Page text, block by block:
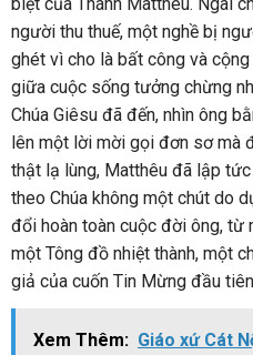
người thu thuế, một nghề bị
ghét vì cho là bất công và
giữa cuộc sống tưởng chừng
Chúa Giêsu đã đến, nhìn ông
lên một lời mời gọi đơn sơ mà
thật lạ lùng, Matthêu đã lập
theo Chúa không một chút do
đổi hoàn toàn cuộc đời ông, từ
một Tông đồ nhiệt thành, một
giả của cuốn Tin Mừng đầu
Xem Thêm: Giáo xứ Cát